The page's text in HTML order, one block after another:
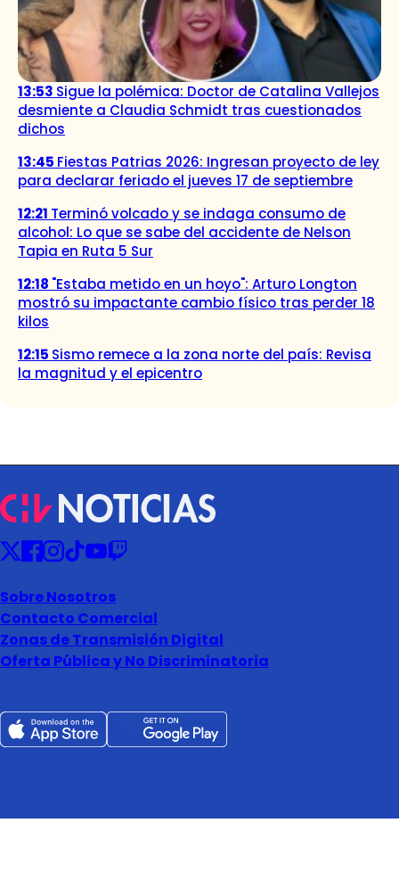
13:53 Sigue la polémica: Doctor de Catalina Vallejos
desmiente a Claudia Schmidt tras cuestionados
dichos
13:45 Fiestas Patrias 2026: Ingresan proyecto de ley
para declarar feriado el jueves 17 de septiembre
12:21 Terminó volcado y se indaga consumo de
alcohol: Lo que se sabe del accidente de Nelson
Tapia en Ruta 5 Sur
12:18 "Estaba metido en un hoyo": Arturo Longton
mostró su impactante cambio físico tras perder 18
kilos
12:15 Sismo remece a la zona norte del país: Revisa
la magnitud y el epicentro
Sobre Nosotros
Contacto Comercial
Zonas de Transmisión Digital
Oferta Pública y No Discriminatoria